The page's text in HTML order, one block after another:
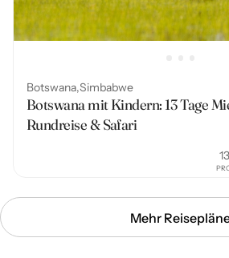
Botswana Simbabwe
Botswana mit Kindern: 13 Tage
Rundreise & Safari
Mehr